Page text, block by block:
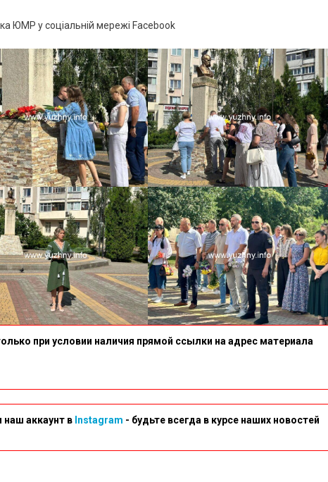
ЮМР у соціальній мережі Facebook
при условии наличия прямой ссылки на адрес материала
наш аккаунт в Instagram - будьте всегда в курсе наших новостей